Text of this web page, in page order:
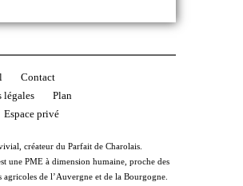
Contact
légales
Plan
Espace privé
créateur du Parfait de Charolais.
une PME à dimension humaine, proche des
agricoles de l’Auvergne et de la Bourgogne.